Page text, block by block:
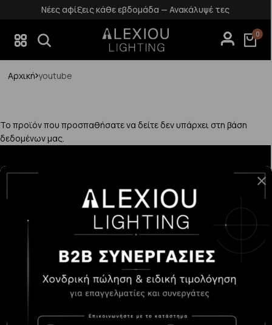
Νέες αφίξεις κάθε εβδομάδα — Ανακάλυψέ τες
0
Αρχική youtube
Το προϊόν που προσπαθήσατε να δείτε δεν υπάρχει στη βάση
δεδομένων μας.
Κατάστημα Χαλάνδρι:Σαρανταπόρου 55, 15232, Χαλάνδρι
sales@alexioulighting.gr
210 283 0072